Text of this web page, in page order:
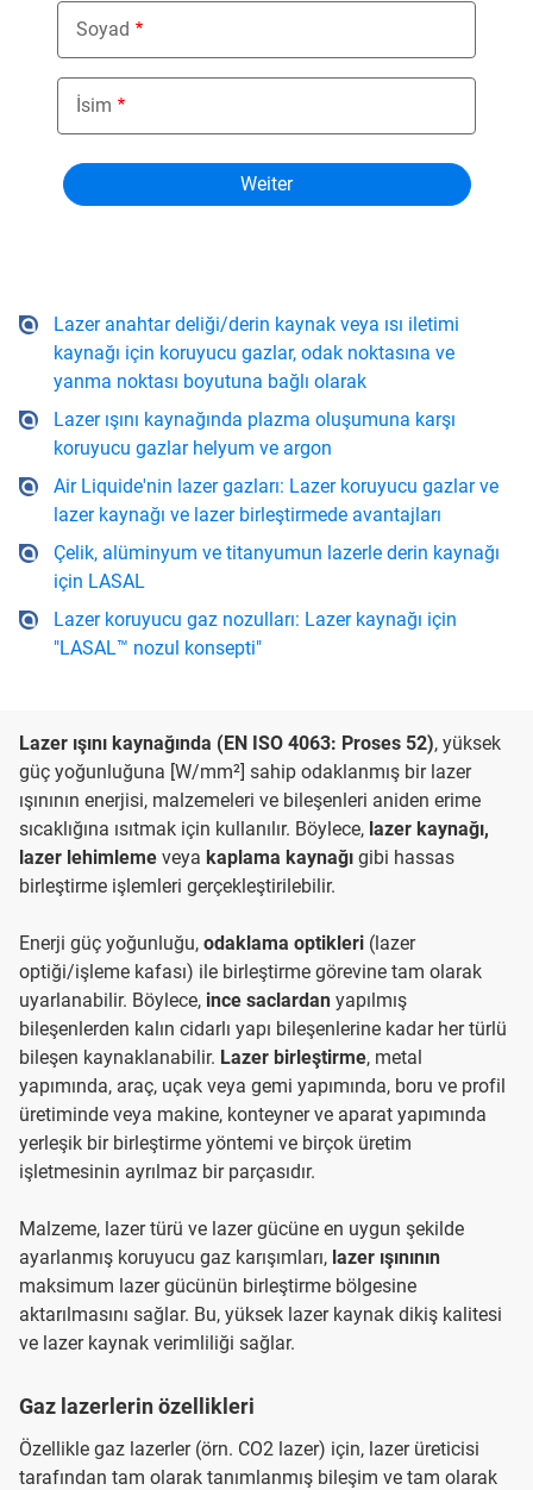
Lazer anahtar deliği/derin kaynak veya ısı iletimi
kaynağı için koruyucu gazlar, odak noktasına ve
yanma noktası boyutuna bağlı olarak
Lazer ışını kaynağında plazma oluşumuna karşı
koruyucu gazlar helyum ve argon
Air Liquide'nin lazer gazları: Lazer koruyucu gazlar ve
lazer kaynağı ve lazer birleştirmede avantajları
Çelik, alüminyum ve titanyumun lazerle derin kaynağı
için LASAL
Lazer koruyucu gaz nozulları: Lazer kaynağı için
"LASAL™ nozul konsepti"
Lazer ışını kaynağında (EN ISO 4063: Proses 52), yüksek
güç yoğunluğuna [W/mm²] sahip odaklanmış bir lazer
ışınının enerjisi, malzemeleri ve bileşenleri aniden erime
sıcaklığına ısıtmak için kullanılır. Böylece, lazer kaynağı,
lazer lehimleme veya kaplama kaynağı gibi hassas
birleştirme işlemleri gerçekleştirilebilir.
Enerji güç yoğunluğu, odaklama optikleri (lazer
optiği/işleme kafası) ile birleştirme görevine tam olarak
uyarlanabilir. Böylece, ince saclardan yapılmış
bileşenlerden kalın cidarlı yapı bileşenlerine kadar her türlü
bileşen kaynaklanabilir. Lazer birleştirme, metal
yapımında, araç, uçak veya gemi yapımında, boru ve profil
üretiminde veya makine, konteyner ve aparat yapımında
yerleşik bir birleştirme yöntemi ve birçok üretim
işletmesinin ayrılmaz bir parçasıdır.
Malzeme, lazer türü ve lazer gücüne en uygun şekilde
ayarlanmış koruyucu gaz karışımları, lazer ışınının
maksimum lazer gücünün birleştirme bölgesine
aktarılmasını sağlar. Bu, yüksek lazer kaynak dikiş kalitesi
ve lazer kaynak verimliliği sağlar.
Gaz lazerlerin özellikleri
Özellikle gaz lazerler (örn. CO2 lazer) için, lazer üreticisi
tarafından tam olarak tanımlanmış bileşim ve tam olarak
Soyad
İsim